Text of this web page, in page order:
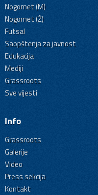
Nogomet (M)
Nogomet (Ž)
Futsal
Saopštenja za javnost
Edukacija
Mediji
Grassroots
Sve vijesti
Info
Grassroots
Galerije
Video
Press sekcija
Kontakt